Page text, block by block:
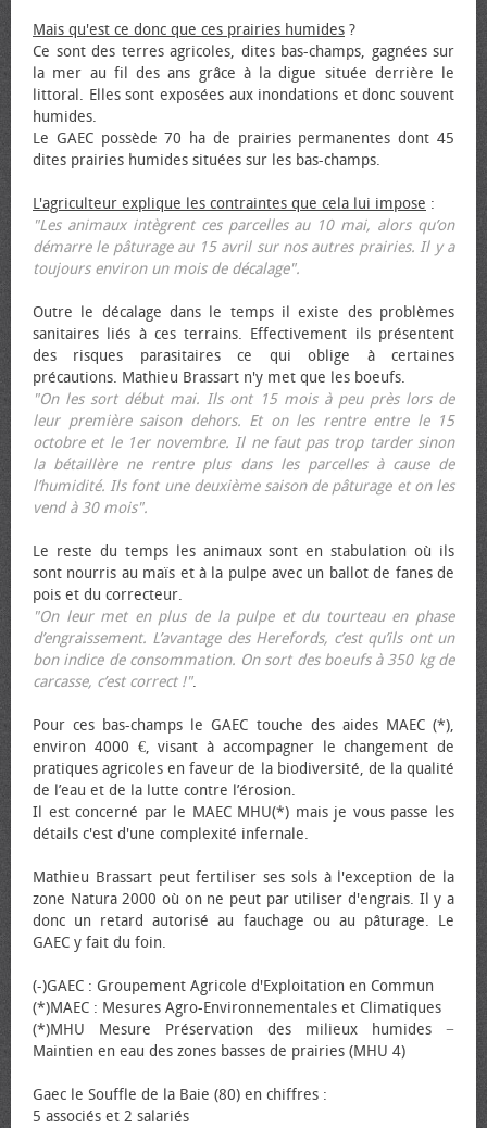
Mais qu'est ce donc que ces prairies humides ?
Ce sont des terres agricoles, dites bas-champs, gagnées sur
la mer au fil des ans grâce à la digue située derrière le
littoral. Elles sont exposées aux inondations et donc souvent
humides.
Le GAEC possède 70 ha de prairies permanentes dont 45
dites prairies humides situées sur les bas-champs.
L'agriculteur explique les contraintes que cela lui impose :
"Les animaux intègrent ces parcelles au 10 mai, alors qu’on
démarre le pâturage au 15 avril sur nos autres prairies. Il y a
toujours environ un mois de décalage".
Outre le décalage dans le temps il existe des problèmes
sanitaires liés à ces terrains. Effectivement ils présentent
des risques parasitaires ce qui oblige à certaines
précautions. Mathieu Brassart n'y met que les bœufs.
"On les sort début mai. Ils ont 15 mois à peu près lors de
leur première saison dehors. Et on les rentre entre le 15
octobre et le 1er novembre. Il ne faut pas trop tarder sinon
la bétaillère ne rentre plus dans les parcelles à cause de
l’humidité. Ils font une deuxième saison de pâturage et on les
vend à 30 mois".
Le reste du temps les animaux sont en stabulation où ils
sont nourris au maïs et à la pulpe avec un ballot de fanes de
pois et du correcteur.
"On leur met en plus de la pulpe et du tourteau en phase
d’engraissement. L’avantage des Herefords, c’est qu’ils ont un
bon indice de consommation. On sort des bœufs à 350 kg de
carcasse, c’est correct !".
Pour ces bas-champs le GAEC touche des aides MAEC (*),
environ 4000 €, visant à accompagner le changement de
pratiques agricoles en faveur de la biodiversité, de la qualité
de l’eau et de la lutte contre l’érosion.
Il est concerné par le MAEC MHU(*) mais je vous passe les
détails c'est d'une complexité infernale.
Mathieu Brassart peut fertiliser ses sols à l'exception de la
zone Natura 2000 où on ne peut par utiliser d'engrais. Il y a
donc un retard autorisé au fauchage ou au pâturage. Le
GAEC y fait du foin.
(-)GAEC : Groupement Agricole d'Exploitation en Commun
(*)MAEC : Mesures Agro-Environnementales et Climatiques
(*)MHU Mesure Préservation des milieux humides −
Maintien en eau des zones basses de prairies (MHU 4)
Gaec le Souffle de la Baie (80) en chiffres :
5 associés et 2 salariés